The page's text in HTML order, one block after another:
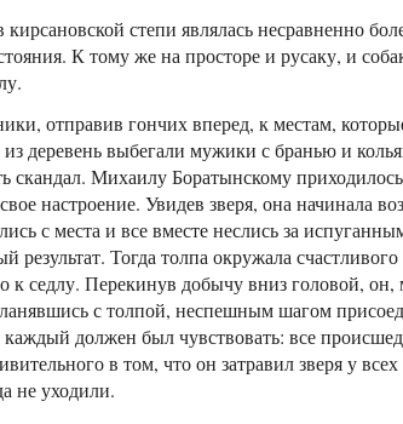
кирсановской степи являлась несравненно
К тому же на просторе и русаку, и
отправив гончих вперед, к местам,
деревень выбегали мужики с бранью и
скандал. Михаилу Боратынскому
настроение. Увидев зверя, она начинала
с места и все вместе неслись за
результат. Тогда толпа окружала
к седлу. Перекинув добычу вниз головой,
с толпой, неспешным шагом
каждый должен был чувствовать: все
в том, что он затравил зверя у
не уходили.